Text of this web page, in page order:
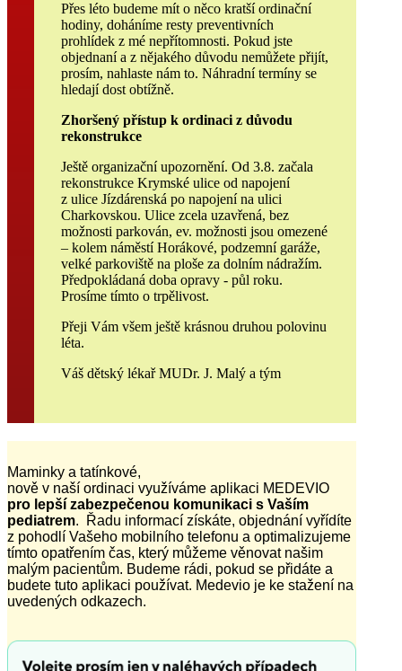
Přes léto budeme mít o něco kratší ordinační
hodiny, doháníme resty preventivních
prohlídek z mé nepřítomnosti. Pokud jste
objednaní a z nějakého důvodu nemůžete přijít,
prosím, nahlaste nám to. Náhradní termíny se
hledají dost obtížně.
Zhoršený přístup k ordinaci z důvodu
rekonstrukce
Ještě organizační upozornění. Od 3.8. začala
rekonstrukce Krymské ulice od napojení
z ulice Jízdárenská po napojení na ulici
Charkovskou. Ulice zcela uzavřená, bez
možnosti parkován, ev. možnosti jsou omezené
– kolem náměstí Horákové, podzemní garáže,
velké parkoviště na ploše za dolním nádražím.
Předpokládaná doba opravy - půl roku.
Prosíme tímto o trpělivost.
Přeji Vám všem ještě krásnou druhou polovinu
léta.
Váš dětský lékař MUDr. J. Malý a tým
Maminky a tatínkové,
nově v naší ordinaci využíváme aplikaci MEDEVIO
pro lepší zabezpečenou komunikaci s Vaším
pediatrem. Řadu informací získáte, objednání vyřídíte
z pohodlí Vašeho mobilního telefonu a optimalizujeme
tímto opatřením čas, který můžeme věnovat našim
malým pacientům. Budeme rádi, pokud se přidáte a
budete tuto aplikaci používat. Medevio je ke stažení na
uvedených odkazech.